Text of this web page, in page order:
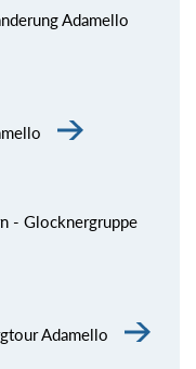
Adamello
- Glocknergruppe
Adamello